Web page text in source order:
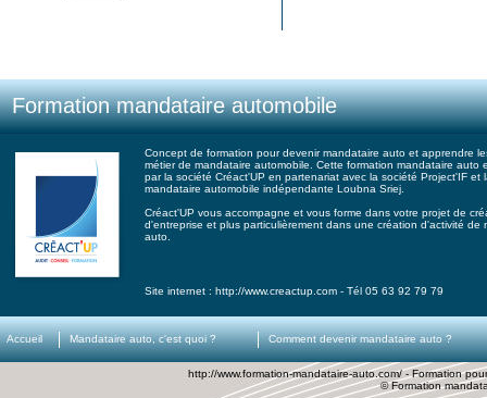
Formation mandataire automobile
Concept de formation pour devenir mandataire auto et apprendre
métier de mandataire automobile. Cette formation mandataire auto
par la société Créact'UP en partenariat avec la société Project'IF et
mandataire automobile indépendante Loubna Sriej.
Créact'UP vous accompagne et vous forme dans votre projet de
d'entreprise et plus particulièrement dans une création d'activité de
auto.
Site internet : http://www.creactup.com - Tél 05 63 92 79 79
Accueil Mandataire auto, c'est quoi ? Comment devenir mandataire auto ?
http://www.formation-mandataire-auto.com/ - Formation
© Formation